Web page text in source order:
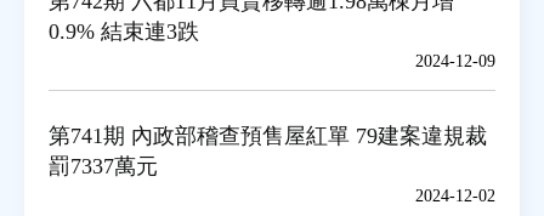
0.9% 結束連3跌
2024-12-09
第741期 內政部稽查預售屋紅單 79建案違規裁
罰7337萬元
2024-12-02